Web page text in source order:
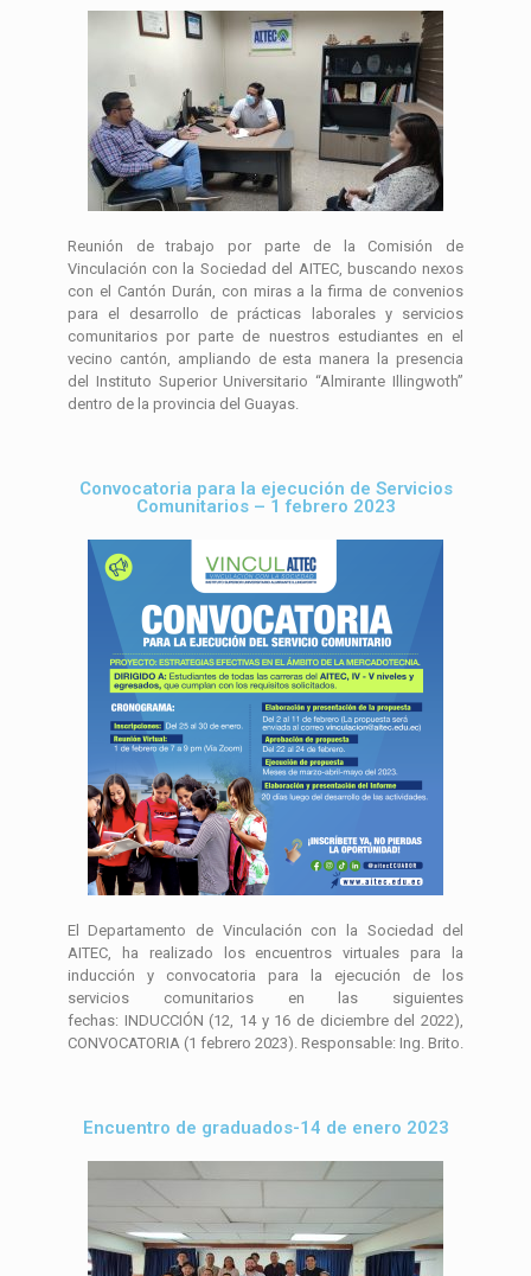
Reunión de trabajo por parte de la Comisión de
Vinculación con la Sociedad del AITEC, buscando nexos
con el Cantón Durán, con miras a la firma de convenios
para el desarrollo de prácticas laborales y servicios
comunitarios por parte de nuestros estudiantes en el
vecino cantón, ampliando de esta manera la presencia
del Instituto Superior Universitario “Almirante Illingwoth”
dentro de la provincia del Guayas.
Convocatoria para la ejecución de Servicios
Comunitarios – 1 febrero 2023
El Departamento de Vinculación con la Sociedad del
AITEC, ha realizado los encuentros virtuales para la
inducción y convocatoria para la ejecución de los
servicios comunitarios en las siguientes
fechas: INDUCCIÓN (12, 14 y 16 de diciembre del 2022),
CONVOCATORIA (1 febrero 2023). Responsable: Ing. Brito.
Encuentro de graduados-14 de enero 2023